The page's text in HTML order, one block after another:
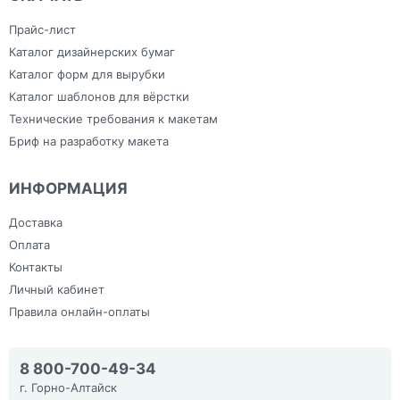
Прайс-лист
Каталог дизайнерских бумаг
Каталог форм для вырубки
Каталог шаблонов для вёрстки
Технические требования к макетам
Бриф на разработку макета
ИНФОРМАЦИЯ
Доставка
Оплата
Контакты
Личный кабинет
Правила онлайн-оплаты
8 800-700-49-34
г. Горно-Алтайск